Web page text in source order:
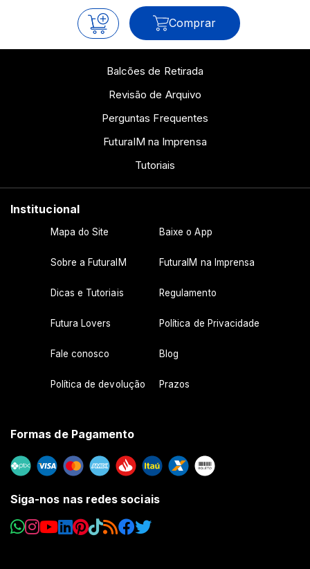
Comprar
Balcões de Retirada
Revisão de Arquivo
Perguntas Frequentes
FuturaIM na Imprensa
Tutoriais
Institucional
Mapa do Site Baixe o App
Sobre a FuturaIM FuturaIM na Imprensa
Dicas e Tutoriais Regulamento
Futura Lovers Política de Privacidade
Fale conosco Blog
Política de devolução Prazos
Formas de Pagamento
Siga-nos nas redes sociais